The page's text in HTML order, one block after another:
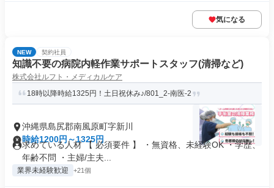
気になる
NEW 契約社員
知識不要の病院内軽作業サポートスタッフ(清掃など)
株式会社ルフト・メディカルケア
18時以降時給1325円！土日祝休み♪/801_2-南医-2
沖縄県島尻郡南風原町字新川
時給1200円～1325円
求めている人材 【 必須要件 】 ・無資格、未経験OK ・学歴、
年齢不問 ・主婦/主夫...
業界未経験歓迎 +21個